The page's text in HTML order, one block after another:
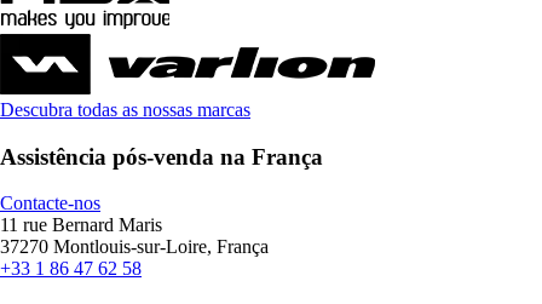
Descubra todas as nossas marcas
Assistência pós-venda na França
Contacte-nos
11 rue Bernard Maris
37270 Montlouis-sur-Loire, França
+33 1 86 47 62 58